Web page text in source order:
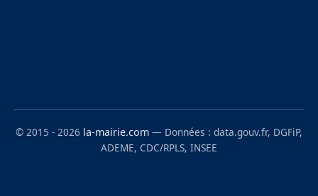
© 2015 - 2026 la-mairie.com — Données : data.gouv.fr, DGFiP,
ADEME, CDC/RPLS, INSEE